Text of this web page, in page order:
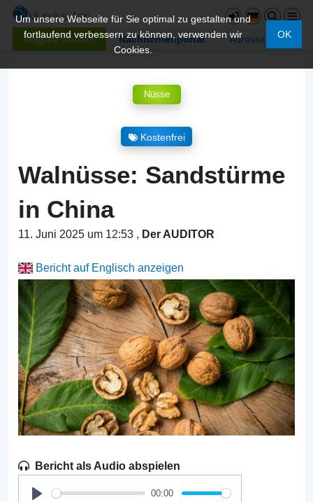
Mitglied werden Nachrichtenportal Adressen
Um unsere Webseite für Sie optimal zu gestalten und
fortlaufend verbessern zu können, verwenden wir
Cookies.
OK
Nüsse
Kostenfrei
Walnüsse: Sandstürme
in China
11. Juni 2025 um 12:53 , Der AUDITOR
Bericht auf Englisch anzeigen
Bericht als Audio abspielen
00:00